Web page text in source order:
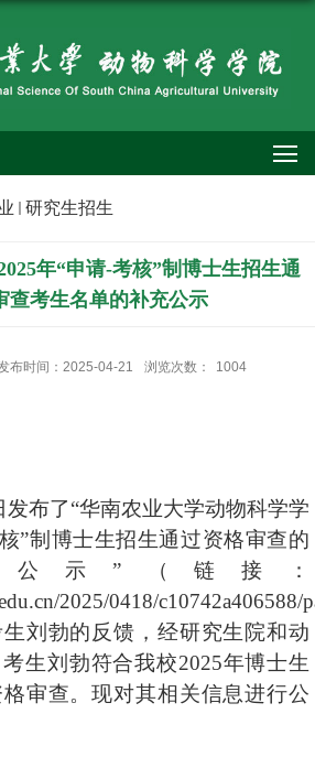
研究生招生
年“申请-考核”制博士生招生通
查考生名单的补充公示
布时间：2025-04-21 浏览次数： 1004
发布了“华南农业大学动物科学学
”制博士生招生通过资格审查的
公示 ”（链接：
2025/0418/c10742a406588/
刘勃的反馈，经研究生院和动
生刘勃符合我校2025年博士生
审查。现对其相关信息进行公